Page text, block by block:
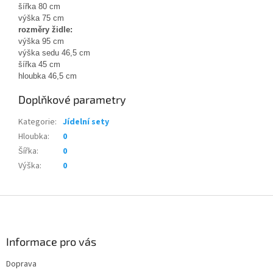
šířka 80 cm
výška 75 cm
rozměry židle:
výška 95 cm
výška sedu 46,5 cm
šířka 45 cm
hloubka 46,5 cm
Doplňkové parametry
Kategorie: Jídelní sety
Hloubka:
0
Šířka:
0
Výška: 0
Informace pro vás
Doprava